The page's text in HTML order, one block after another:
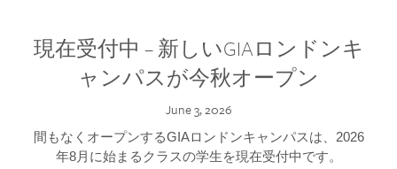
現在受付中 – 新しいGIAロンドンキ
ャンパスが今秋オープン
June 3, 2026
間もなくオープンするGIAロンドンキャンパスは、2026
年8月に始まるクラスの学生を現在受付中です。